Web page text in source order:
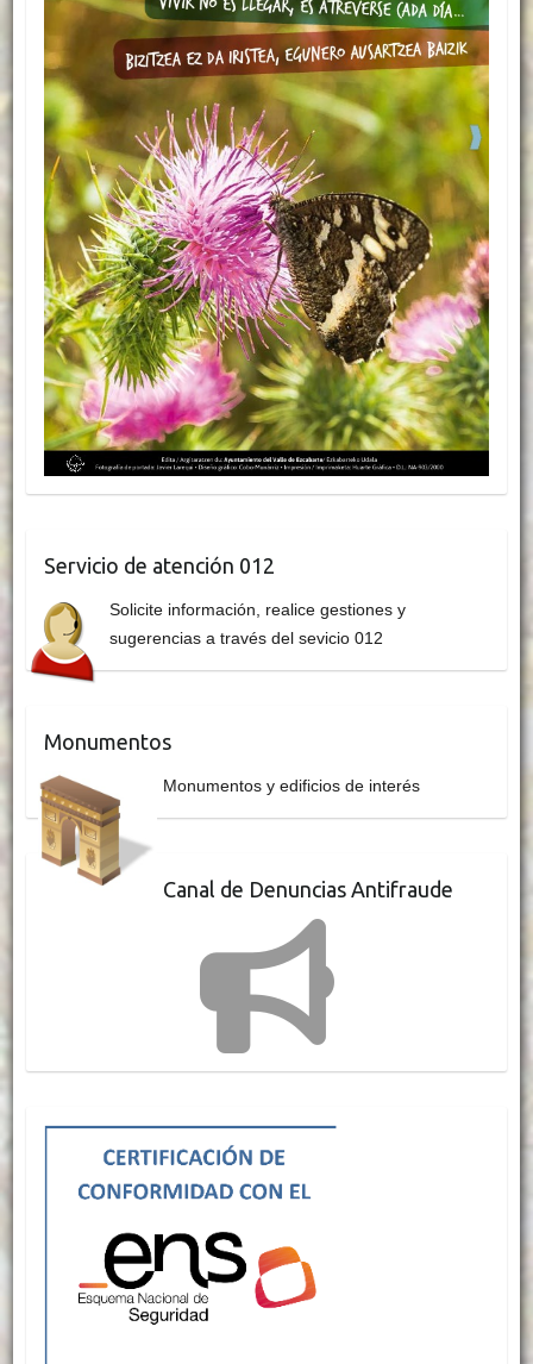
Servicio de atención 012
Solicite información, realice gestiones y
sugerencias a través del sevicio 012
Monumentos
Monumentos y edificios de interés
Canal de Denuncias Antifraude